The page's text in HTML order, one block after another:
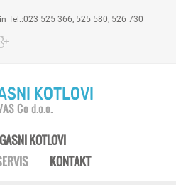
Tel.:023 525 366, 525 580, 526 730
GASNI KOTLOVI
KONTAKT